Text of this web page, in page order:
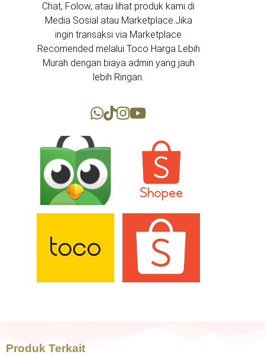
Chat, Folow, atau lihat produk kami di
Media Sosial atau Marketplace.Jika
ingin transaksi via Marketplace
Recomended melalui Toco Harga Lebih
Murah dengan biaya admin yang jauh
lebih Ringan.
Produk Terkait